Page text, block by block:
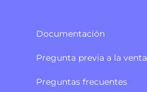
Documentación
Pregunta previa a la venta
Preguntas frecuentes